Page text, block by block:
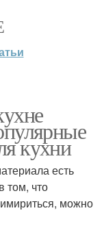
кухни
есть
том, что
можно